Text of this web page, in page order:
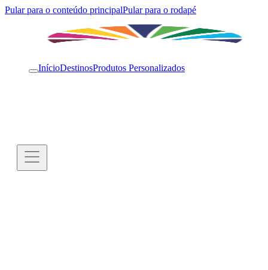
Pular para o conteúdo principalPular para o rodapé
InícioDestinosProdutos Personalizados